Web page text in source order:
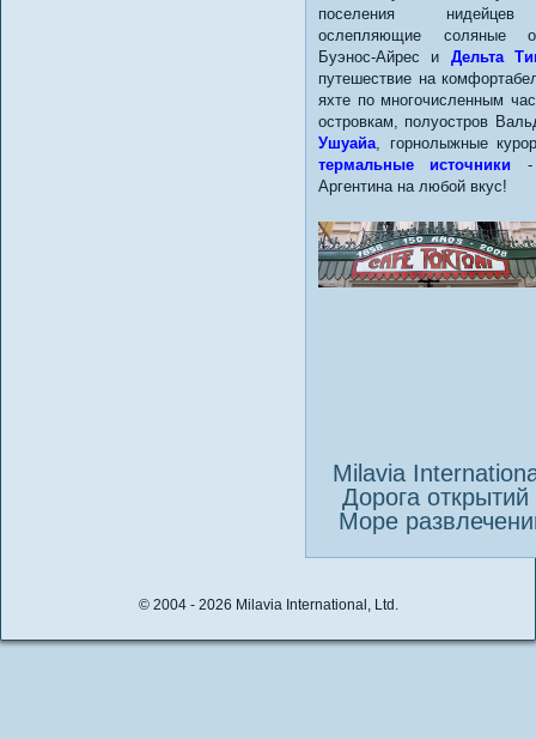
поселения
ослепляющие соляные
Буэнос-Айрес и Дельта
путешествие на
яхте по многочисленным
островкам, полуостров
Ушуайа , горнолыжные
термальные источники -
Аргентина на любой вкус!
Milavia
Дорога открытий
Море
© 2004 - 2026 Milavia International, Ltd.